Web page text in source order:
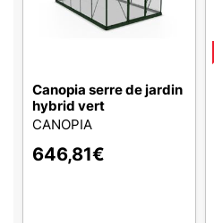
Canopia serre de jardin
hybrid vert
CANOPIA
646,81€